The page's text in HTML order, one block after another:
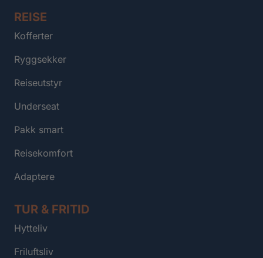
REISE
Kofferter
Ryggsekker
Reiseutstyr
Underseat
Pakk smart
Reisekomfort
Adaptere
TUR & FRITID
Hytteliv
Friluftsliv